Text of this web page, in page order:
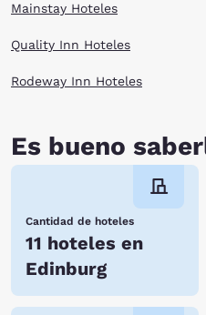
Mainstay Hoteles
Quality Inn Hoteles
Rodeway Inn Hoteles
Es bueno
Cantidad de hoteles
11 hoteles en
Edinburg